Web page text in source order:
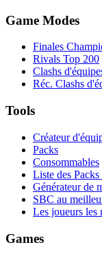
Game Modes
Finales
Rivals Top 200
Clashs
Réc. Clashs
Tools
Créateur
Packs
Consommables
Liste des
Générateur de
SBC au
Les joueurs les
Games